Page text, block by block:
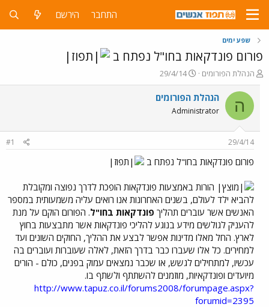
התחבר הירשם
שפע ימים
פורום פונדקאות בחו"ל נפתח ב
פ
ו
ת
ח
ה
ש
א
הנהלת הפורומים
פ
ו
ר
ם
ר
29/4/14
ה הנהלת הפורומים
Administrator
29/4/14
#1
פורום פונדקאות בחו"ל נפתח ב
הורות באמצעות פונדקאות הופכת לדרך נפוצה ומקובלת
להביא ילד לעולם, בשנים האחרונות אנו רואים עליה משמעותית במספר
האנשים אשר עוברים תהליך פונדקאות בחו"ל. הפורום הוקם על מנת
להעניק לגולשים מידע בנוגע להליכי פונדקאות אשר מתבצעות בחוץ
לארץ. החל מאלו מדינות אפשר לבצע את ההליך, החוקים השונים ועד
למחירים. כל אלו שעברו כבר בדרך הזאת, לאלה שעוברות ועוברים בה
עכשיו, למתחילים לגשש, או שכבר נמצאים עמוק בפנים, כולם - הורים
מיועדים ופונדקאיות, מוזמנים להשתתף ולשתף בו.
http://www.tapuz.co.il/forums2008/forumpage.aspx?
forumid=2395